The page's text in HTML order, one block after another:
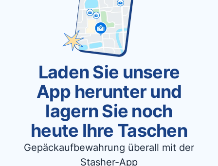
Laden Sie unsere
App herunter und
lagern Sie noch
heute Ihre Taschen
Gepäckaufbewahrung überall mit der
Stasher-App